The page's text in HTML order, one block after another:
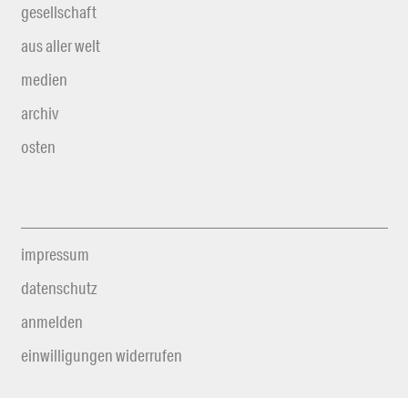
gesellschaft
aus aller welt
medien
archiv
osten
impressum
datenschutz
anmelden
einwilligungen widerrufen